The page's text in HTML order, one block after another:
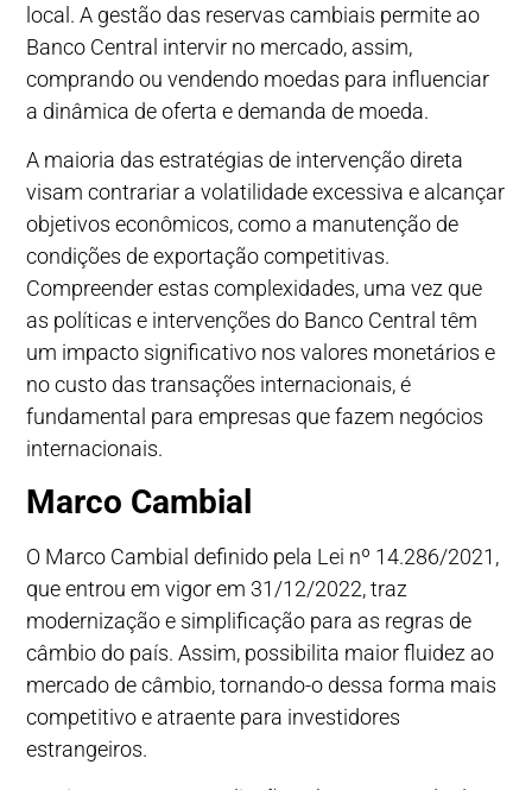
local. A gestão das reservas cambiais permite ao
Banco Central intervir no mercado, assim,
comprando ou vendendo moedas para influenciar
a dinâmica de oferta e demanda de moeda.
A maioria das estratégias de intervenção direta
visam contrariar a volatilidade excessiva e alcançar
objetivos econômicos, como a manutenção de
condições de exportação competitivas.
Compreender estas complexidades, uma vez que
as políticas e intervenções do Banco Central têm
um impacto significativo nos valores monetários e
no custo das transações internacionais, é
fundamental para empresas que fazem negócios
internacionais.
Marco Cambial
O Marco Cambial definido pela Lei nº 14.286/2021,
que entrou em vigor em 31/12/2022, traz
modernização e simplificação para as regras de
câmbio do país. Assim, possibilita maior fluidez ao
mercado de câmbio, tornando-o dessa forma mais
competitivo e atraente para investidores
estrangeiros.